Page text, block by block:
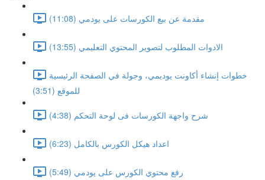
مقدمة عن بيع الكورسات على يودمي (11:08)
الادوات المطلوب لتصوير المحتوي التعليمي (13:55)
خطوات إنشاء أكاونت يوديمي، وجولة في الصفحة الرئيسية
للموقع (3:51)
شرح واجهة الكورسات فى لوحة التحكم (4:38)
اعداد هيكل الكورس بالكامل (6:23)
رفع محتوي الكورس على يودمي (5:49)